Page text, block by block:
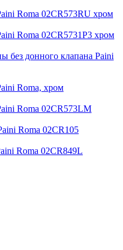
Roma 02CR573RU хром
Roma 02CR5731P3 хром
без донного клапана Paini
Roma, хром
Roma 02CR573LM
Roma 02CR105
Roma 02CR849L